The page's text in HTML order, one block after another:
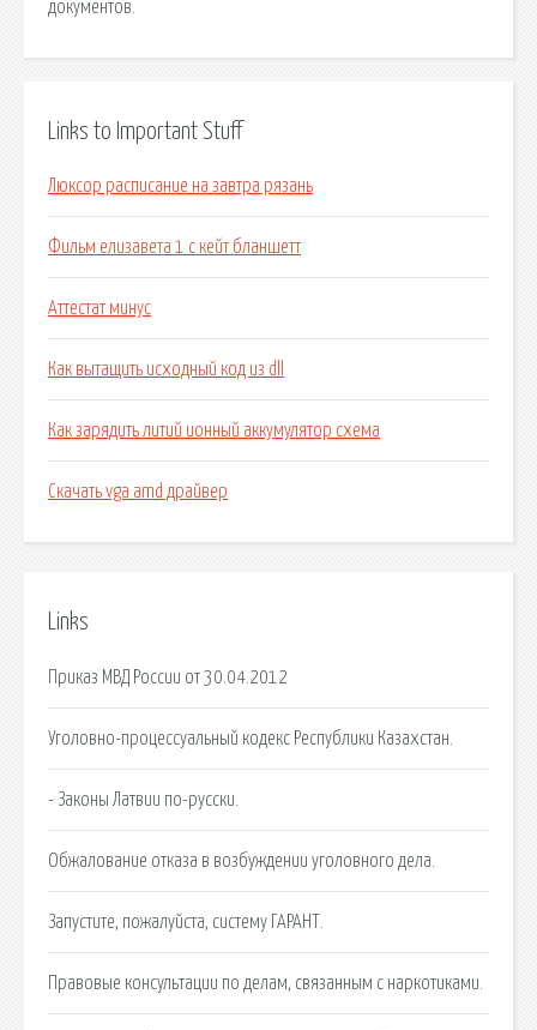
документов.
Links to Important Stuff
Люксор расписание на завтра рязань
Фильм елизавета 1 с кейт бланшетт
Аттестат минус
Как вытащить исходный код из dll
Как зарядить литий ионный аккумулятор схема
Скачать vga amd драйвер
Links
Приказ МВД России от 30.04.2012
Уголовно-процессуальный кодекс Республики Казахстан.
- Законы Латвии по-русски.
Обжалование отказа в возбуждении уголовного дела.
Запустите, пожалуйста, систему ГАРАНТ.
Правовые консультации по делам, связанным с наркотиками.